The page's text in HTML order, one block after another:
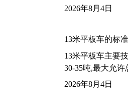
2026年8月4日
13米平板车的标
13米平板车主要
30-35吨,最大允
2026年8月4日